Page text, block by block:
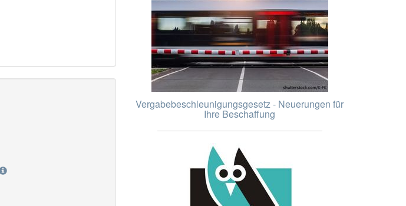
Vergabebeschleunigungsgesetz - Neuerungen für
Ihre Beschaffung